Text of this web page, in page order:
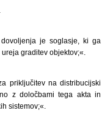
je soglasje, ki ga
graditev objektov;«.
priključitev na distribucijski
z določbami tega akta in
sistemov;«.